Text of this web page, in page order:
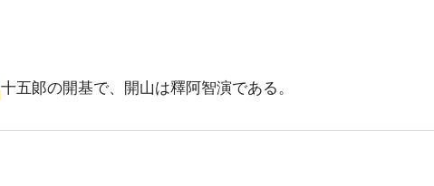
十五郞の開基で、開山は釋阿智演である。